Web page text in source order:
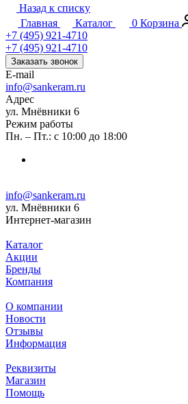
Назад к списку
Главная
Каталог 0 Корзина
+7 (495) 921-4710
+7 (495) 921-4710
Заказать звонок
E-mail
info@sankeram.ru
Адрес
ул. Мнёвники 6
Режим работы
Пн. – Пт.: с 10:00 до 18:00
info@sankeram.ru
ул. Мнёвники 6
Интернет-магазин
Каталог
Акции
Бренды
Компания
О компании
Новости
Отзывы
Информация
Реквизиты
Магазин
Помощь